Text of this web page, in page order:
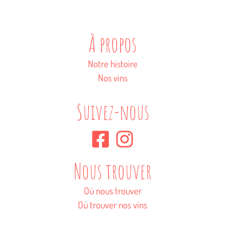
À propos
Notre histoire
Nos vins
Suivez-nous
Nous trouver
Où nous trouver
Où trouver nos vins